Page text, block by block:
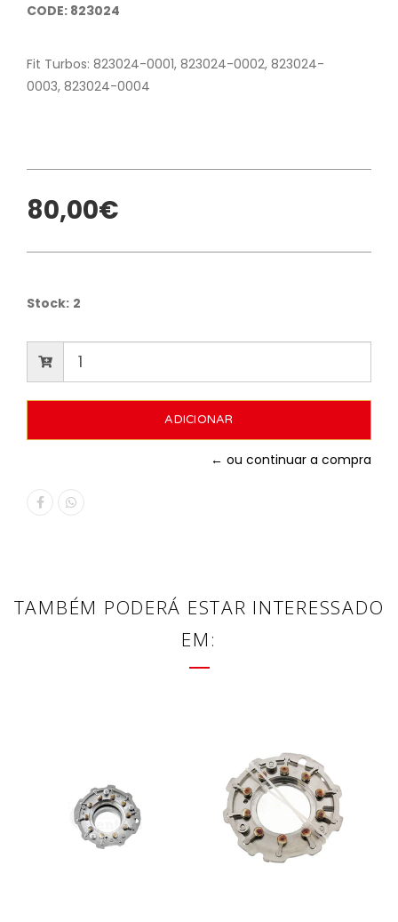
CODE: 823024
Fit Turbos: 823024-0001, 823024-0002, 823024-
0003, 823024-0004
80,00€
Stock: 2
← ou continuar a compra
TAMBÉM PODERÁ ESTAR INTERESSADO
EM: